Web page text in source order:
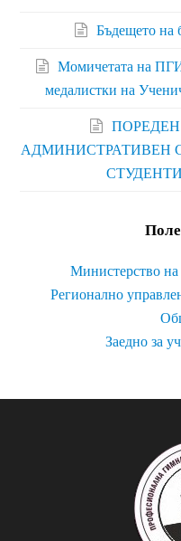
Бъдещето на
Момичетата на
медалистки на
АДМИНИСТРАТИВЕН
Министерство на
Регионално
Заедно за